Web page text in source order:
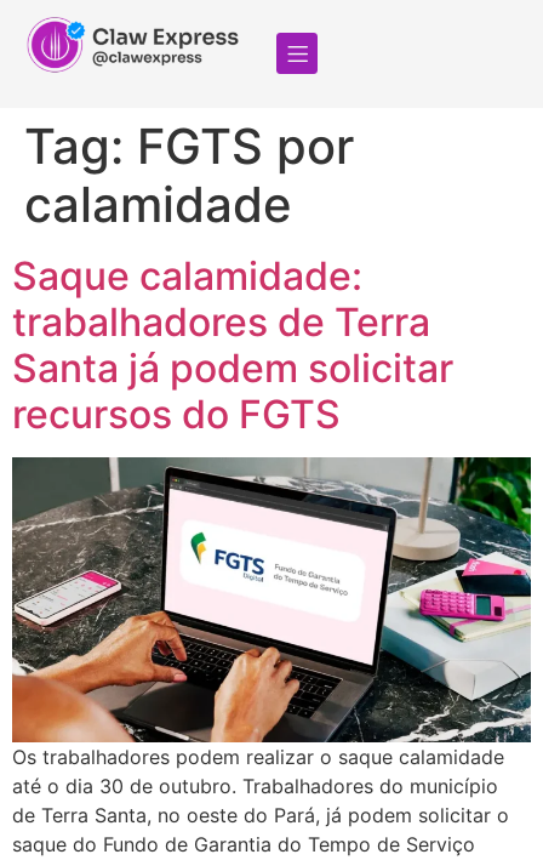
Tag: FGTS por
calamidade
Saque calamidade:
trabalhadores de Terra
Santa já podem solicitar
recursos do FGTS
Os trabalhadores podem realizar o saque calamidade
até o dia 30 de outubro. Trabalhadores do município
de Terra Santa, no oeste do Pará, já podem solicitar o
saque do Fundo de Garantia do Tempo de Serviço